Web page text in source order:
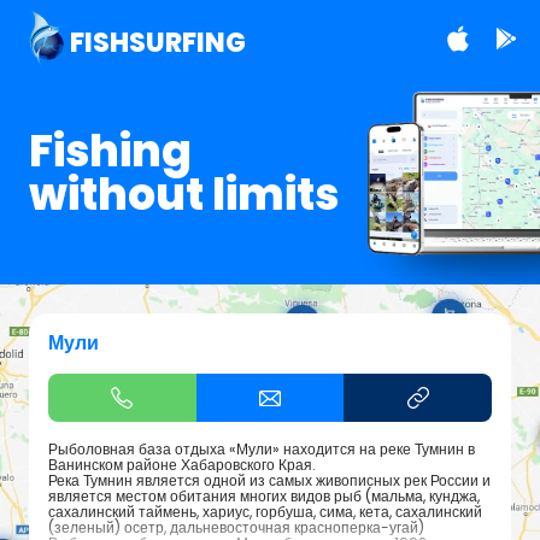
FISHSURFING
Fishing
without limits
Мули
Рыболовная база отдыха «Мули» находится на реке Тумнин в
Ванинском районе Хабаровского Края.
Река Тумнин является одной из самых живописных рек России и
является местом обитания многих видов рыб (мальма, кунджа,
сахалинский таймень, хариус, горбуша, сима, кета, сахалинский
(зеленый) осетр, дальневосточная красноперка-угай)